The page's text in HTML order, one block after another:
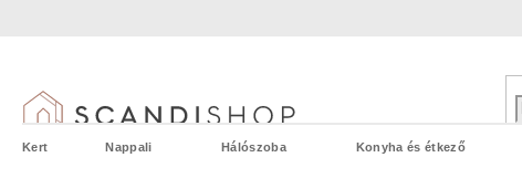
Kert Nappali Hálószoba Konyha és étkező